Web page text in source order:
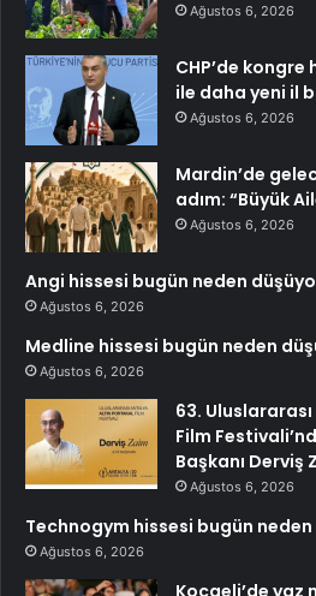
Ağustos 6, 2026
CHP’de kongre
ile daha yeni il
Ağustos 6, 2026
Mardin’de
adım: “Büyük
Ağustos 6, 2026
Angi hissesi bugün neden
Ağustos 6, 2026
Medline hissesi bugün neden
Ağustos 6, 2026
63.
Film
Başkanı Derviş
Ağustos 6, 2026
Technogym hissesi bugün
Ağustos 6, 2026